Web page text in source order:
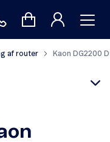
af router Kaon DG2200